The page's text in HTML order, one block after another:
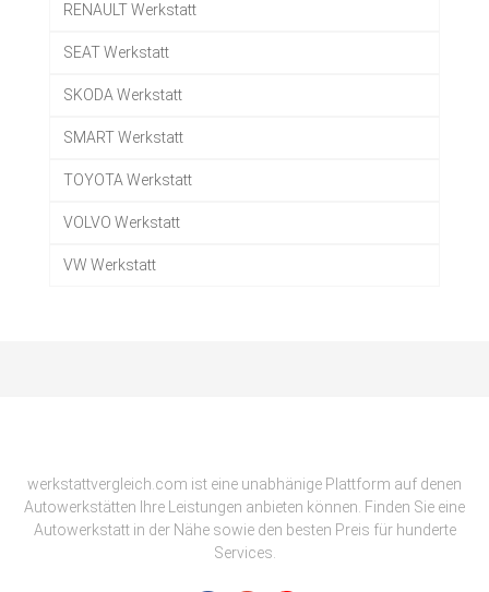
RENAULT Werkstatt
SEAT Werkstatt
SKODA Werkstatt
SMART Werkstatt
TOYOTA Werkstatt
VOLVO Werkstatt
VW Werkstatt
werkstattvergleich.com ist eine unabhänige Plattform auf denen
Autowerkstätten Ihre Leistungen anbieten können. Finden Sie eine
Autowerkstatt in der Nähe sowie den besten Preis für hunderte
Services.